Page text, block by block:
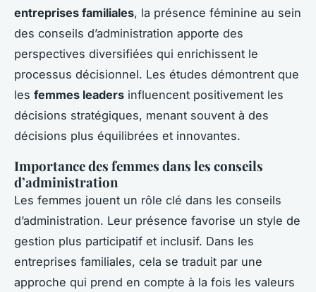
entreprises familiales, la présence féminine au sein
des conseils d’administration apporte des
perspectives diversifiées qui enrichissent le
processus décisionnel. Les études démontrent que
les femmes leaders influencent positivement les
décisions stratégiques, menant souvent à des
décisions plus équilibrées et innovantes.
Importance des femmes dans les conseils
d’administration
Les femmes jouent un rôle clé dans les conseils
d’administration. Leur présence favorise un style de
gestion plus participatif et inclusif. Dans les
entreprises familiales, cela se traduit par une
approche qui prend en compte à la fois les valeurs